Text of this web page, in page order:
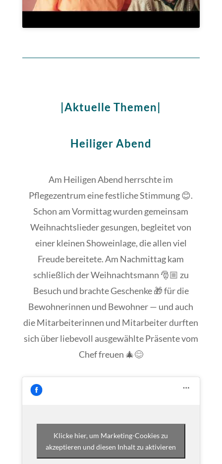
|Aktuelle Themen|
Heiliger Abend
Am Heiligen Abend herrschte im
Pflegezentrum eine festliche Stimmung 😊.
Schon am Vormittag wurden gemeinsam
Weihnachtslieder gesungen, begleitet von
einer kleinen Showeinlage, die allen viel
Freude bereitete. Am Nachmittag kam
schließlich der Weihnachtsmann 🎅🏼 zu
Besuch und brachte Geschenke 🎁 für die
Bewohnerinnen und Bewohner — und auch
die Mitarbeiterinnen und Mitarbeiter durften
sich über liebevoll ausgewählte Präsente vom
Chef freuen 🎄😊
Klicke hier, um Marketing-Cookies zu
akzeptieren und diesen Inhalt zu aktivieren